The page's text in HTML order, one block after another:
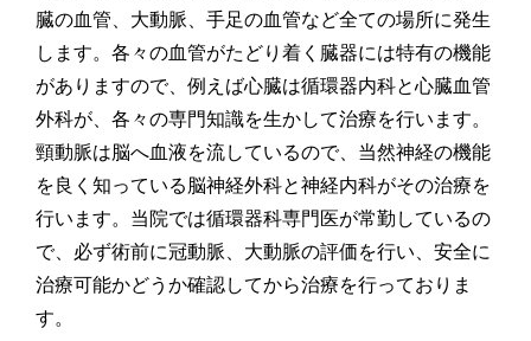
臓の血管、大動脈、手足の血管など全ての場所に発生
します。各々の血管がたどり着く臓器には特有の機能
がありますので、例えば心臓は循環器内科と心臓血管
外科が、各々の専門知識を生かして治療を行います。
頸動脈は脳へ血液を流しているので、当然神経の機能
を良く知っている脳神経外科と神経内科がその治療を
行います。当院では循環器科専門医が常勤しているの
で、必ず術前に冠動脈、大動脈の評価を行い、安全に
治療可能かどうか確認してから治療を行っておりま
す。